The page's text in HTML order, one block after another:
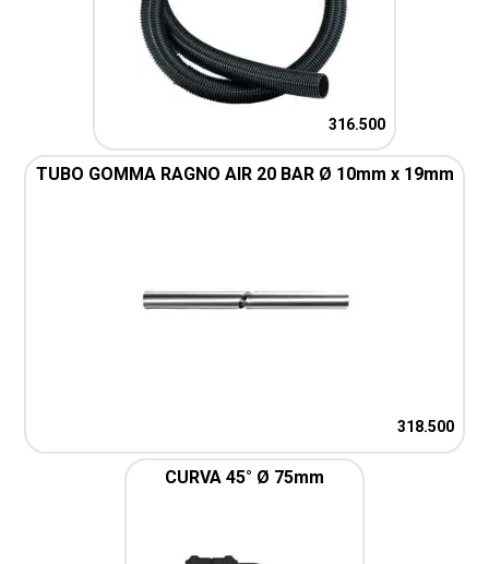
316.500
TUBO GOMMA RAGNO AIR 20 BAR Ø 10mm x 19mm
318.500
CURVA 45° Ø 75mm